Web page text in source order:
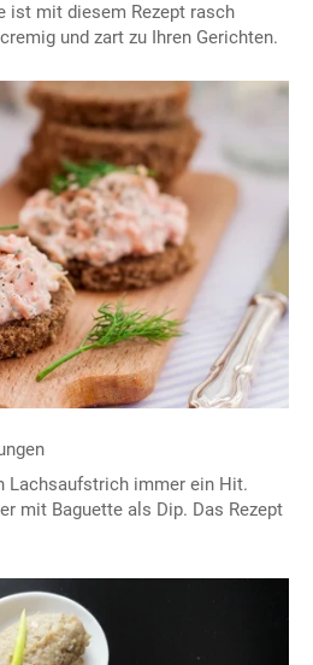
ist mit diesem Rezept rasch
und zart zu Ihren Gerichten.
Lachsaufstrich immer ein Hit.
mit Baguette als Dip. Das Rezept